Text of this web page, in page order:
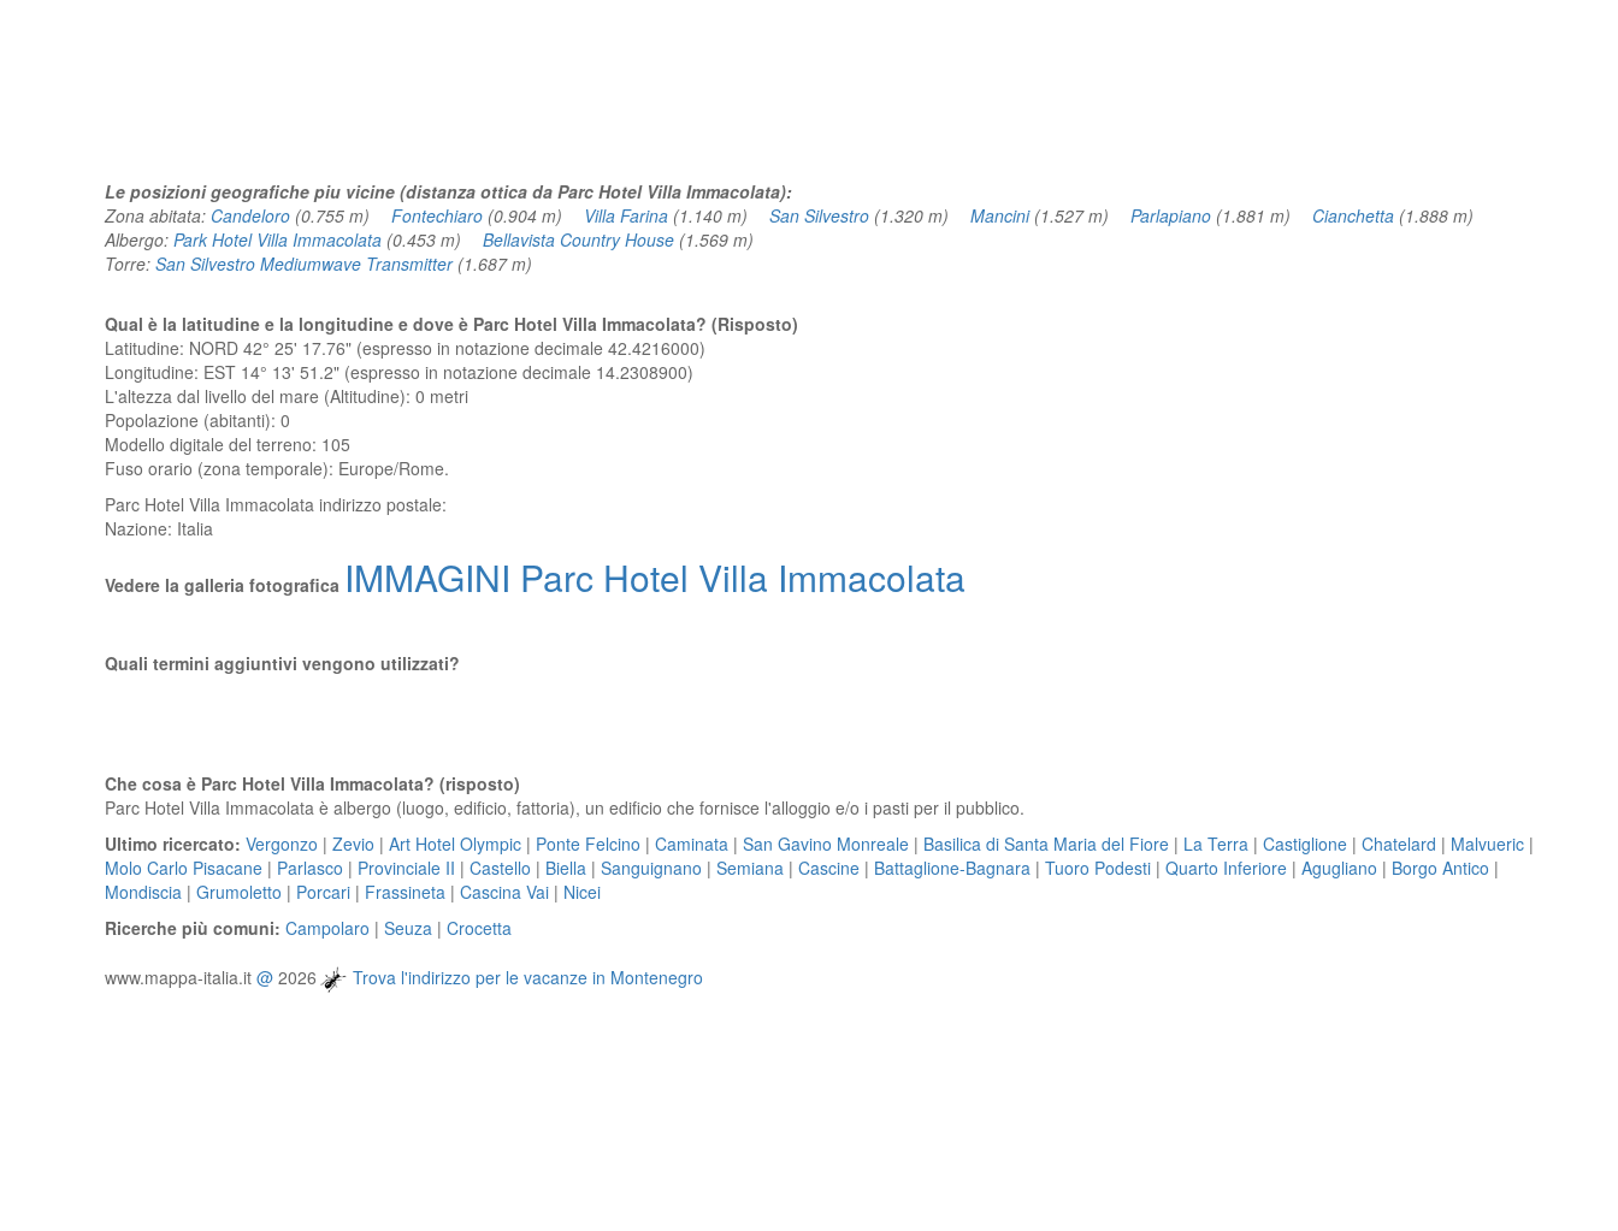
Le posizioni geografiche piu vicine (distanza ottica da Parc Hotel Villa Immacolata):
Zona abitata: Candeloro (0.755 m) Fontechiaro (0.904 m) Villa Farina (1.140 m) San Silvestro (1.320 m) Mancini(1.527 m) Parlapiano (1.881 m) Cianchetta (1.888 m)
Albergo: Park Hotel Villa Immacolata (0.453 m) Bellavista Country House (1.569 m)
Torre: San Silvestro Mediumwave Transmitter(1.687 m)
Qual è la latitudine e la longitudine e dove è Parc Hotel Villa Immacolata? (Risposto)
Latitudine: NORD 42° 25' 17.76" (espresso in notazione decimale 42.4216000)
Longitudine: EST 14° 13' 51.2" (espresso in notazione decimale 14.2308900)
L'altezza dal livello del mare (Altitudine): 0 metri
Popolazione (abitanti): 0
Modello digitale del terreno: 105
Fuso orario (zona temporale): Europe/Rome.
Parc Hotel Villa Immacolata indirizzo postale:
Nazione: Italia
Vedere la galleria fotografica IMMAGINI Parc Hotel Villa Immacolata
Quali termini aggiuntivi vengono utilizzati?
Che cosa è Parc Hotel Villa Immacolata? (risposto)
Parc Hotel Villa Immacolata è albergo (luogo, edificio, fattoria), un edificio che fornisce l'alloggio e/o i pasti per il pubblico.
Ultimo ricercato: Vergonzo | Zevio | Art Hotel Olympic | Ponte Felcino | Caminata | San Gavino Monreale | Basilica di Santa Maria del Fiore | La Terra | Castiglione | Chatelard | Malvueric |
Molo Carlo Pisacane | Parlasco | Provinciale II | Castello | Biella | Sanguignano | Semiana | Cascine | Battaglione-Bagnara | Tuoro Podesti | Quarto Inferiore | Agugliano | Borgo Antico |
Mondiscia | Grumoletto | Porcari | Frassineta | Cascina Vai | Nicei
Ricerche più comuni: Campolaro | Seuza | Crocetta
www.mappa-italia.it @ 2026 Trova l'indirizzo per le vacanze in Montenegro